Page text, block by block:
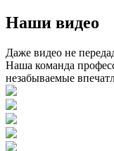
Наши видео
Даже видео не
Наша команда
незабываемые